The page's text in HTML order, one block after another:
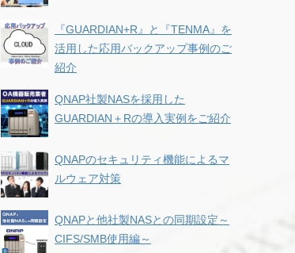
『GUARDIAN+R』と『TENMA』を
活用した応用バックアップ事例のご
紹介
QNAP社製NASを採用した
GUARDIAN＋Rの導入実例をご紹介
QNAPのセキュリティ機能によるマ
ルウェア対策
QNAPと他社製NASとの同期設定～
CIFS/SMB使用編～